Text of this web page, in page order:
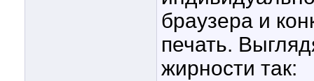
браузера и
печать.
жирности так: